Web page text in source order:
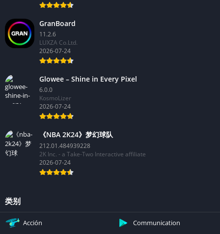
GranBoard
11.2.6
LUXZA Co.Ltd.
2026-07-24
Glowee – Shine in Every Pixel
6.0.0
KosmoLizer
2026-07-24
《NBA 2K24》梦幻球队
212.01.484939228
2K Inc. - a Take-Two Interactive affiliate
2026-07-24
类别
Acción Communication